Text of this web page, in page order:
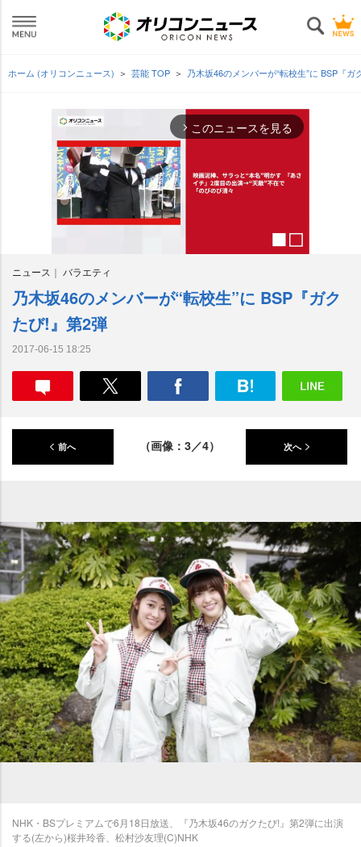
ホーム (オリコンニュース) 芸能 TOP 乃木坂46のメンバーが“転校生”に BSP『
arrow_forward_ios このニュースを見る
ニュース バラエティ
乃木坂46のメンバーが“転校生”に BSP『ガク
たび!』第2弾
2017-06-15 18:25
前へ （画像：3／4） 次へ
NHK・BSプレミアムで6月18日放送、『乃木坂46のガクたび!』第2弾に出演
する(左から)桜井玲香、松村沙友理(C)NHK